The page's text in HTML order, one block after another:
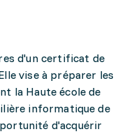
d'un certificat de
vise à préparer les
la Haute école de
informatique de
d'acquérir